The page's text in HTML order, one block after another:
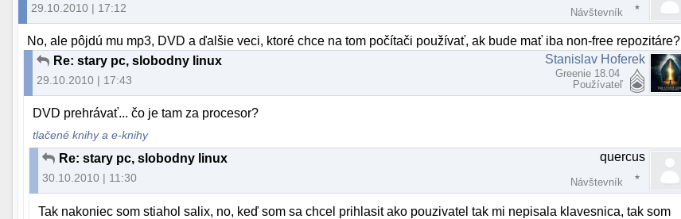
29.10.2010 | 17:12 Návštevník
No, ale pôjdú mu mp3, DVD a ďalšie veci, ktoré chce na tom počítači používať, ak bude mať iba non-free repozitáre?
Re: stary pc, slobodny linux
29.10.2010 | 17:43
Stanislav Hoferek
Greenie 18.04
Používateľ
DVD prehrávať... čo je tam za procesor?
tlačené knihy a e-knihy
Re: stary pc, slobodny linux
30.10.2010 | 11:30
quercus
Návštevník
Tak nakoniec som stiahol salix, no, keď som sa chcel prihlasit ako pouzivatel tak mi nepisala klavesnica, tak som